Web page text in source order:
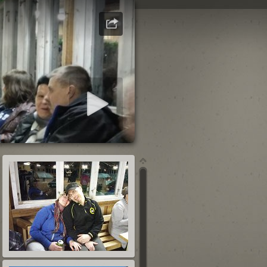
diaesitys